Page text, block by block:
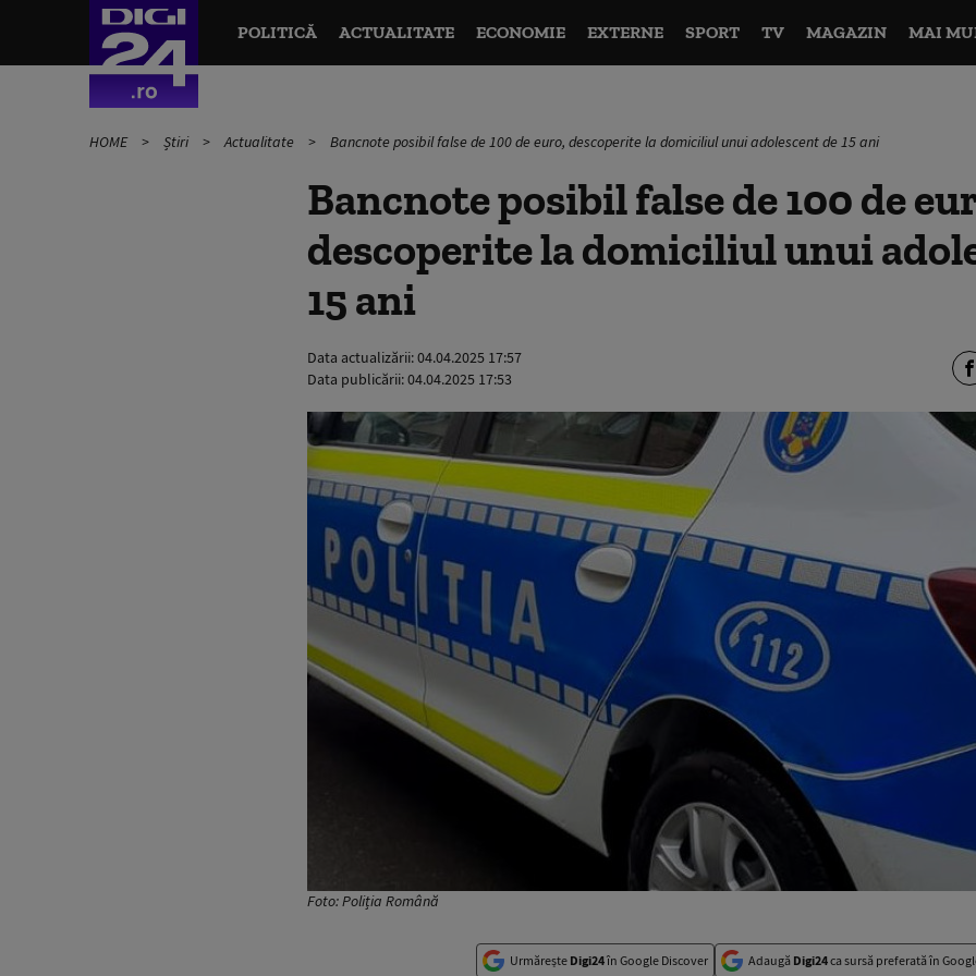
POLITICĂ ACTUALITATE ECONOMIE EXTERNE SPORT TV MAGAZIN MAI
HOME Știri Actualitate Bancnote posibil false de 100 de euro, descoperite la domiciliul unui adolescent de 15 ani
Bancnote posibil false de 100 de
descoperite la domiciliul unui
15 ani
Data actualizării:04.04.2025 17:57
Data publicării:04.04.2025 17:53
Foto: Poliția Română
Urmărește Digi24în Google Discover Adaugă Digi24ca sursă preferată în